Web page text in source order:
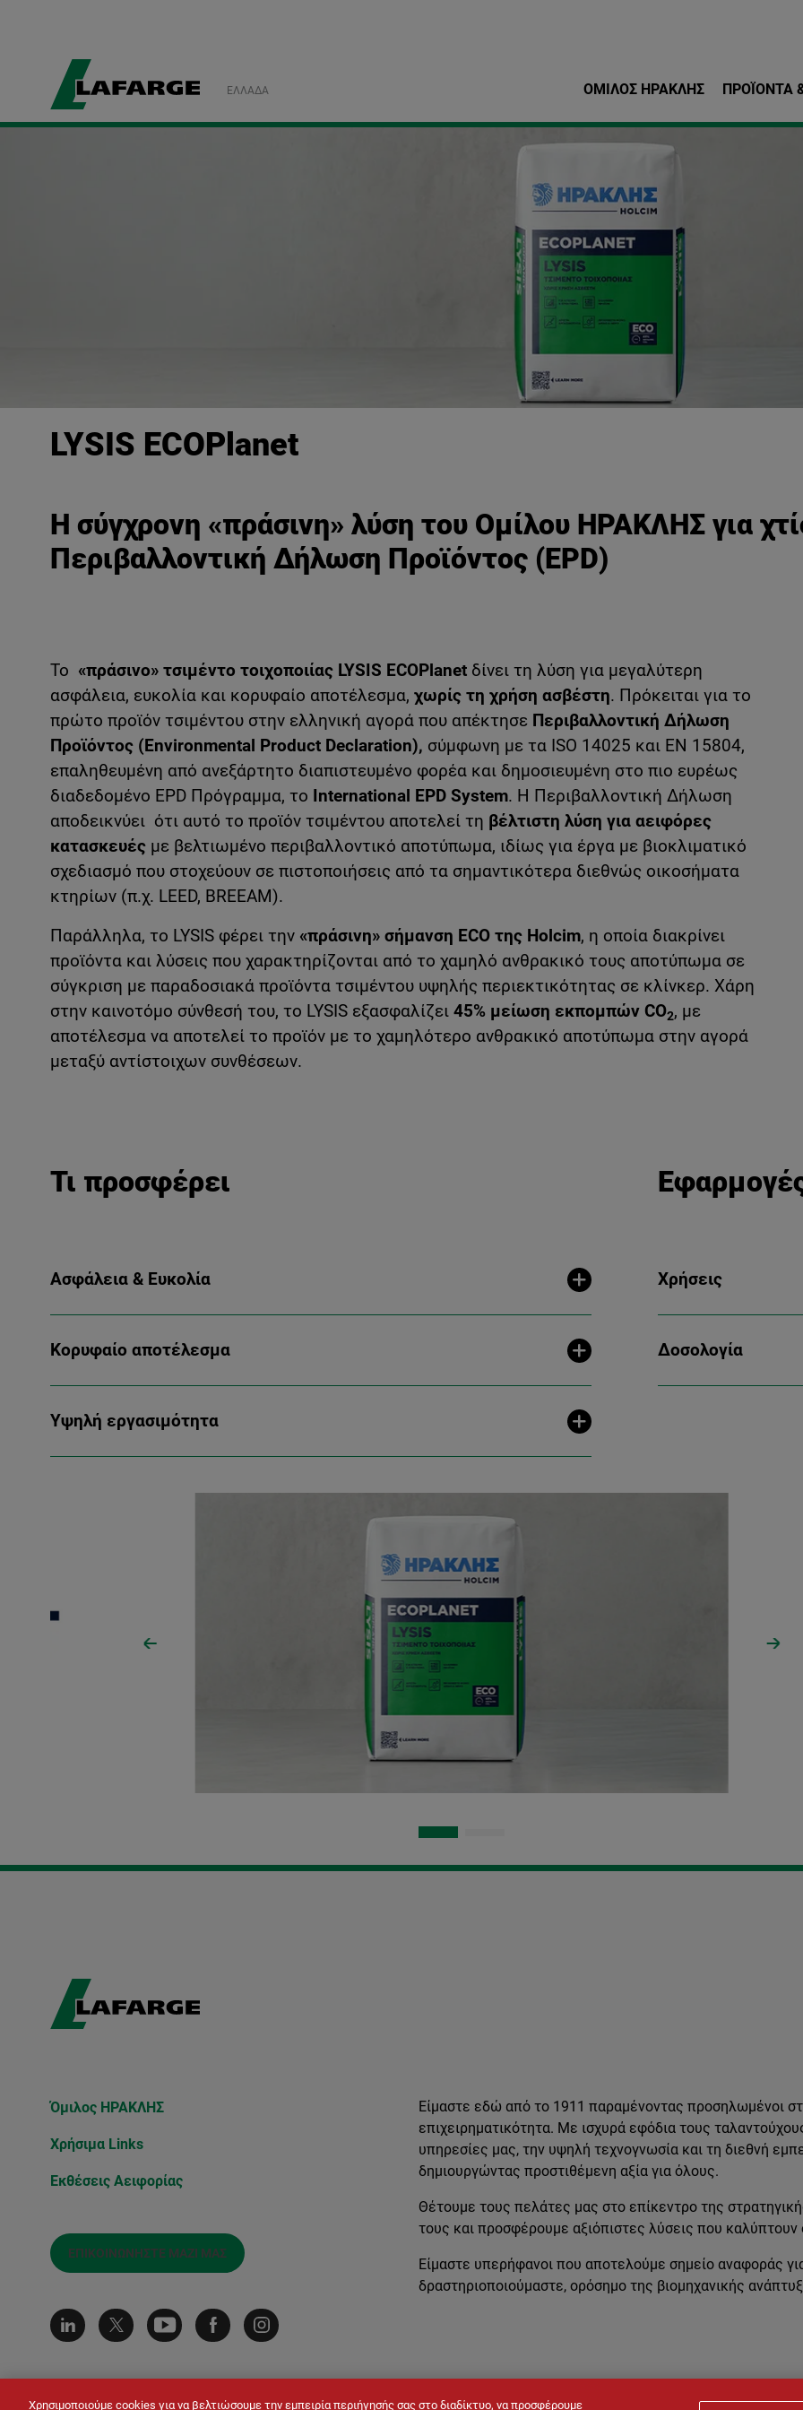
ΕΛΛΆΔΑ ΌΜΙΛΟΣ ΗΡΑΚΛΗΣ ΠΡΟΪΌΝΤΑ
LYSIS ECOPlanet
Η σύγχρονη «πράσινη» λύση του Ομίλου ΗΡΑΚΛΗΣ για
Περιβαλλοντική Δήλωση Προϊόντος (EPD)
Το «πράσινο» τσιμέντο τοιχοποιίας LYSIS ECOPlanet δίνει τη λύση για μεγαλύτερη
ασφάλεια, ευκολία και κορυφαίο αποτέλεσμα, χωρίς τη χρήση ασβέστη. Πρόκειται για το
πρώτο προϊόν τσιμέντου στην ελληνική αγορά που απέκτησε Περιβαλλοντική Δήλωση
Προϊόντος (Environmental Product Declaration), σύμφωνη με τα ISO 14025 και EN 15804,
επαληθευμένη από ανεξάρτητο διαπιστευμένο φορέα και δημοσιευμένη στο πιο ευρέως
διαδεδομένο EPD Πρόγραμμα, το International EPD System. Η Περιβαλλοντική Δήλωση
αποδεικνύει ότι αυτό το προϊόν τσιμέντου αποτελεί τη βέλτιστη λύση για αειφόρες
κατασκευές με βελτιωμένο περιβαλλοντικό αποτύπωμα, ιδίως για έργα με βιοκλιματικό
σχεδιασμό που στοχεύουν σε πιστοποιήσεις από τα σημαντικότερα διεθνώς οικοσήματα
κτηρίων (π.χ. LEED, BREEAM).
Παράλληλα, το LYSIS φέρει την «πράσινη» σήμανση ECO της Holcim, η οποία διακρίνει
προϊόντα και λύσεις που χαρακτηρίζονται από το χαμηλό ανθρακικό τους αποτύπωμα σε
σύγκριση με παραδοσιακά προϊόντα τσιμέντου υψηλής περιεκτικότητας σε κλίνκερ. Χάρη
στην καινοτόμο σύνθεσή του, το LYSIS εξασφαλίζει 45% μείωση εκπομπών CO2, με
αποτέλεσμα να αποτελεί το προϊόν με το χαμηλότερο ανθρακικό αποτύπωμα στην αγορά
μεταξύ αντίστοιχων συνθέσεων.
Τι προσφέρει
Ασφάλεια & Ευκολία
Κορυφαίο αποτέλεσμα
Υψηλή εργασιμότητα
Χρήσεις
Δοσολογία
Όμιλος ΗΡΑΚΛΗΣ
Χρήσιμα Links
Εκθέσεις Αειφορίας
ΕΠΙΚΟΙΝΩΝΉΣΤΕ ΜΑΖΊ ΜΑΣ
Είμαστε εδώ από το 1911 παραμένοντας προσηλωμένοι
επιχειρηματικότητα. Με ισχυρά εφόδια τους
υπηρεσίες μας, την υψηλή τεχνογνωσία και τη διεθνή
δημιουργώντας προστιθέμενη αξία για όλους.
Θέτουμε τους πελάτες μας στο επίκεντρο της
τους και προσφέρουμε αξιόπιστες λύσεις που
Είμαστε υπερήφανοι που αποτελούμε σημείο αναφοράς
δραστηριοποιούμαστε, ορόσημο της βιομηχανικής
Χρησιμοποιούμε cookies για να βελτιώσουμε την εμπειρία περιήγησής σας στο διαδίκτυο, να προσφέρουμε